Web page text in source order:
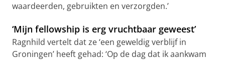
waardeerden, gebruikten en verzorgden.’
‘Mijn fellowship is erg vruchtbaar geweest’
Ragnhild vertelt dat ze ‘een geweldig verblijf in
Groningen’ heeft gehad: ‘Op de dag dat ik aankwam